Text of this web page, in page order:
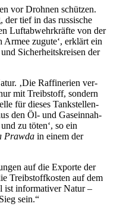
vor Drohnen schüt­zen.
der tief in das rus­si­sche
Luft­ab­wehr­kräfte von der
zugute‘, erklärt ein
Sicher­heits­krei­sen der
‚Die Raf­fi­ne­rien ver­
mit Treib­stoff, sondern
für dieses Tank­stel­len­
den Öl- und Gas­ein­nah­
zu töten‘, so ein
Prawda in einem der
auf die Exporte der
Treib­stoff­kos­ten auf dem
ist infor­ma­ti­ver Natur –
sein.“